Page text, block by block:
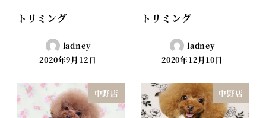
トリミング
ladney
2020年9月12日
トリミング
ladney
2020年12月10日
中野店 中野店